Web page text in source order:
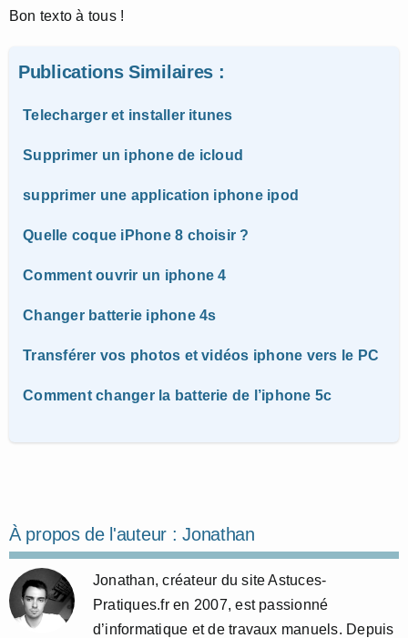
Bon texto à tous !
Publications Similaires :
Telecharger et installer itunes
Supprimer un iphone de icloud
supprimer une application iphone ipod
Quelle coque iPhone 8 choisir ?
Comment ouvrir un iphone 4
Changer batterie iphone 4s
Transférer vos photos et vidéos iphone vers le PC
Comment changer la batterie de l’iphone 5c
À propos de l'auteur :Jonathan
Jonathan, créateur du site Astuces-
Pratiques.fr en 2007, est passionné
d’informatique et de travaux manuels. Depuis